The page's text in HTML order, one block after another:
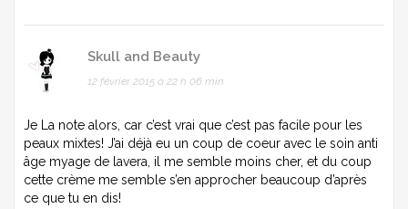
Skull and Beauty
12 février 2015 à 22 h 06 min
Je La note alors, car c’est vrai que c’est pas facile pour les
peaux mixtes! J’ai déjà eu un coup de coeur avec le soin anti
âge myage de lavera, il me semble moins cher, et du coup
cette crème me semble s’en approcher beaucoup d’après
ce que tu en dis!